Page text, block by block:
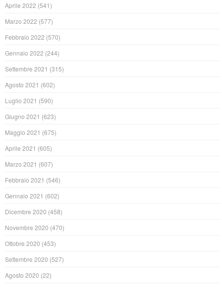
Aprile 2022 (541)
Marzo 2022 (577)
Febbraio 2022 (570)
Gennaio 2022 (244)
Settembre 2021 (315)
Agosto 2021 (602)
Luglio 2021 (590)
Giugno 2021 (623)
Maggio 2021 (675)
Aprile 2021 (605)
Marzo 2021 (607)
Febbraio 2021 (546)
Gennaio 2021 (602)
Dicembre 2020 (458)
Novembre 2020 (470)
Ottobre 2020 (453)
Settembre 2020 (527)
Agosto 2020 (22)